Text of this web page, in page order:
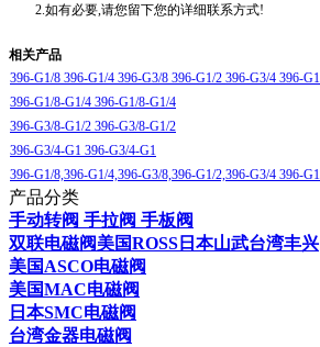
2.如有必要,请您留下您的详细联系方式!
相关产品
396-G1/8 396-G1/4 396-G3/8 396-G1/2 396-G3/4 396-
396-G1/8-G1/4 396-G1/8-G1/4
396-G3/8-G1/2 396-G3/8-G1/2
396-G3/4-G1 396-G3/4-G1
396-G1/8,396-G1/4,396-G3/8,396-G1/2,396-G3/4 396-
产品分类
手动转阀 手拉阀 手板阀
双联电磁阀美国ROSS日本山武台湾丰兴
美国ASCO电磁阀
美国MAC电磁阀
日本SMC电磁阀
台湾金器电磁阀